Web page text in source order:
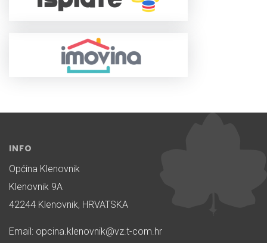
INFO
Općina Klenovnik
Klenovnik 9A
42244 Klenovnik, HRVATSKA
Email: opcina.klenovnik@vz.t-com.hr